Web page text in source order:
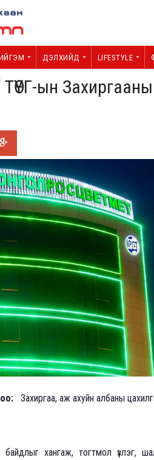
ДЭЛХИЙД LIFESTYLE
ТӨҮГ-ын
Захиргаа, аж ахуйн албаны
байдлыг хангаж, тогтмол үзлэг,